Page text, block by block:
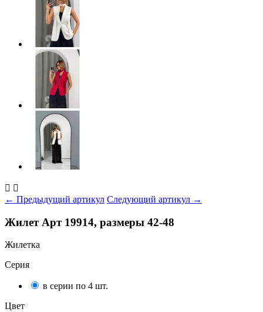
 
← Предыдущий артикул Следующий артикул →
Жилет Арт 19914, размеры 42-48
Жилетка
Серия
в серии по 4 шт.
Цвет